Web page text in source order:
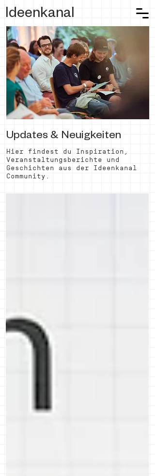
Ideenkanal
Updates & Neuigkeiten
Hier findest du Inspiration,
Veranstaltungsberichte und
Geschichten aus der Ideenkanal
Community.